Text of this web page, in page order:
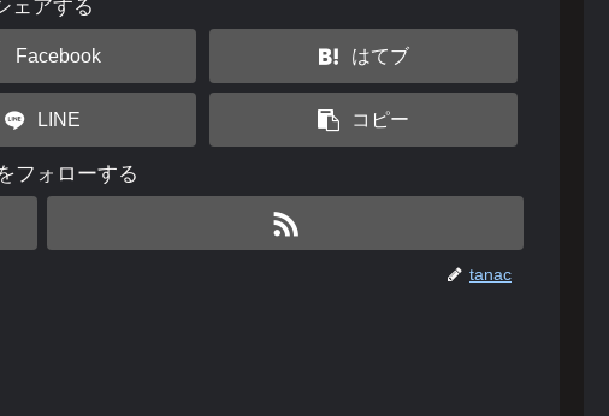
ェアする
Facebook はてブ
LINE コピー
フォローする
tanac